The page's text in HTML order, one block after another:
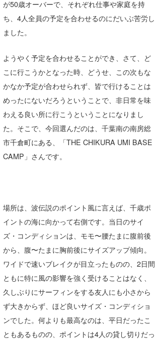
が50歳オーバーで、それぞれ仕事や家庭を持
ち、4人全員の予定を合わせるのにだいぶ苦労し
ました。
ようやく予定を合わせることができ、さて、ど
こに行こうかとなった時、どうせ、この次もな
かなか予定が合わせられず、皆で行けることは
めったにないだろうということで、非日常を味
わえる良い所に行こうということになりまし
た。そこで、今回選んだのは、千葉南の南房総
市千倉町にある、「THE CHIKURA UMI BASE
CAMP」さんです。
場所は、波伝説のポイント風に言えば、千歳ポ
イントの海に向かって右側です。当日のサイ
ズ・コンディションは、モモ〜腰たまに腹前後
から、腹〜たまに胸前後にサイズアップ傾向。
ワイドで速いブレイクが目立ったものの、2日間
ともに特に風の影響を強く受けることはなく、
久しぶりにサーフィンをする友人にも小さから
ず大きからず、ほど良いサイズ・コンディショ
ンでした。何よりも最高なのは、平日だったこ
ともあるものの、ポイントは4人の貸し切りだっ
CBA Films
熊谷素子
田原啓江
植村未来
NOBUFUKU
喜納海人
chan-U
ECE
G◎Da
KID
KOBU
KY
MIN
OYZ
S.K
VAGY
YUKI☆
たっちー